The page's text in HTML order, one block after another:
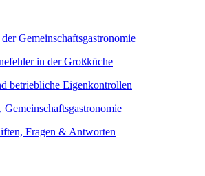
Gemeinschaftsgastronomie
in der Großküche
betriebliche Eigenkontrollen
Gemeinschaftsgastronomie
Fragen & Antworten